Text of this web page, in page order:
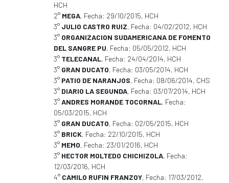
HCH
2° MEGA, Fecha: 29/10/2015, HCH
3° JULIO CASTRO RUIZ, Fecha: 04/02/2012, HCH
3° ORGANIZACION SUDAMERICANA DE FOMENTO
DEL SANGRE PU, Fecha: 05/05/2012, HCH
3° TELECANAL, Fecha: 24/04/2014, HCH
3° GRAN DUCATO, Fecha: 03/05/2014, HCH
3° PATIO DE NARANJOS, Fecha: 08/06/2014, CHS
3° DIARIO LA SEGUNDA, Fecha: 03/07/2014, HCH
3°ANDRES MORANDE TOCORNAL, Fecha:
05/03/2015, HCH
3° GRAN DUCATO, Fecha: 02/05/2015, HCH
3° BRICK, Fecha: 22/10/2015, HCH
3° MEMO, Fecha: 23/01/2016, HCH
3° HECTOR MOLTEDO CHICHIZOLA, Fecha:
12/03/2016, HCH
4° CAMILO RUFIN FRANZOY, Fecha: 17/03/2012,